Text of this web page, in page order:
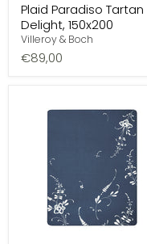
Plaid Paradiso Tartan
Delight, 150x200
Villeroy & Boch
€89,00